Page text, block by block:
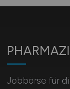
Jobbörse für